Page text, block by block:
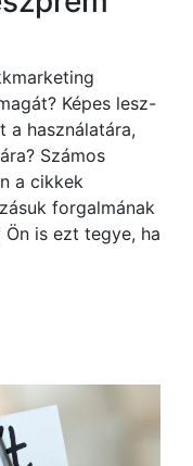
Képes lesz-
a használatára,
Számos
a cikkek
forgalmának
Ön is ezt tegye, ha